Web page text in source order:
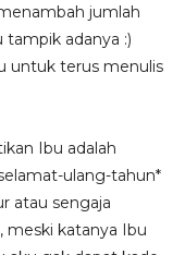
jumlah
adanya :)
untuk terus menulis
Ibu adalah
ulang-tahun*
atau sengaja
meski katanya Ibu